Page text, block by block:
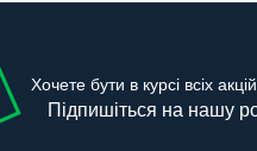
Хочете бути в курсі всіх
Підпишіться на нашу